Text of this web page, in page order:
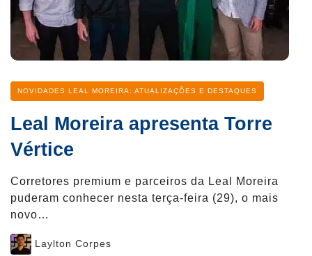
Categoria
NOVIDADES LEAL MOREIRA: ATUALIZAÇÕES E DESTAQUES
Leal Moreira apresenta Torre
Vértice
Corretores premium e parceiros da Leal Moreira
puderam conhecer nesta terça-feira (29), o mais
novo…
Post Laylton Corpes